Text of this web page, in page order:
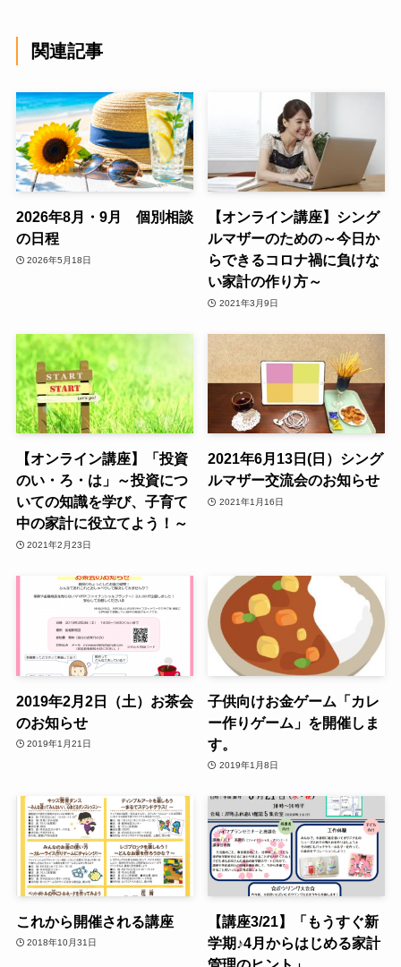
関連記事
2026年8月・9月 個別相談
の日程
2026年5月18日
【オンライン講座】シング
ルマザーのための～今日か
らできるコロナ禍に負けな
い家計の作り方～
2021年3月9日
【オンライン講座】「投資
のい・ろ・は」～投資につ
いての知識を学び、子育て
中の家計に役立てよう！～
2021年2月23日
2021年6月13日(日）シング
ルマザー交流会のお知らせ
2021年1月16日
2019年2月2日（土）お茶会
のお知らせ
2019年1月21日
子供向けお金ゲーム「カレ
ー作りゲーム」を開催しま
す。
2019年1月8日
これから開催される講座
2018年10月31日
【講座3/21】「もうすぐ新
学期♪4月からはじめる家計